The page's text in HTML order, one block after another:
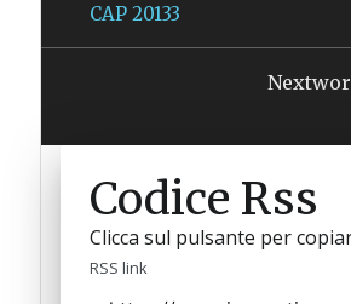
CAP 20133
Codice Rss
Clicca sul pulsante per
RSS link